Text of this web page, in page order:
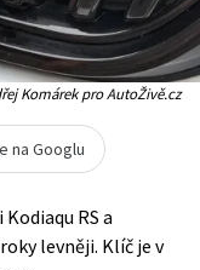
Komárek pro AutoŽivě.cz
na Googlu
RS a
levněji. Klíč je v